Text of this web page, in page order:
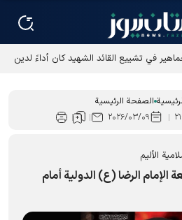
في تشييع القائد الشهيد كان أداءً لدين
الصفحة الرئيسية
۲۰۲۶/۰۳/۰۹
الألیم
الرضا (ع) الدولية أمام